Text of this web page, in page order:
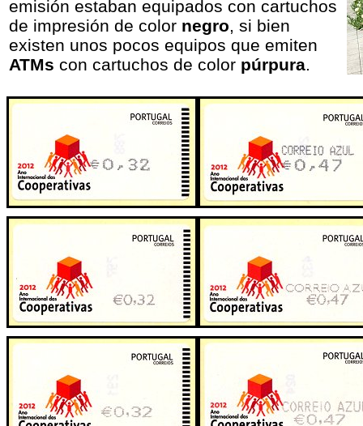
emisión estaban equipados con cartuchos
de impresión de color negro, si bien
existen unos pocos equipos que emiten
ATMs con cartuchos de color púrpura.